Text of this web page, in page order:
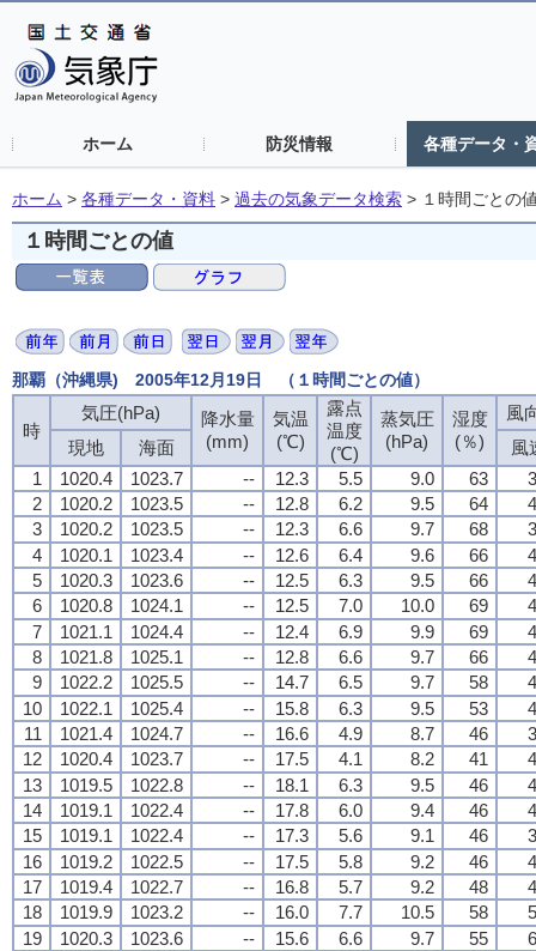
ホーム 防災情報 各種データ・
ホーム > 各種データ・資料 > 過去の気象データ検索 > １時間ごとの
１時間ごとの値
那覇（沖縄県) 2005年12月19日 （１時間ごとの値）
時
気圧(hPa)
降水量
(mm)
気温
(℃)
露点
温度
(℃)
蒸気圧
(hPa)
湿度
(％)
風
現地
海面
風
1
1020.4 1023.7 -- 12.3 5.5 9.0 63
2
1020.2 1023.5 -- 12.8 6.2 9.5 64
3
1020.2 1023.5 -- 12.3 6.6 9.7 68
4
1020.1 1023.4 -- 12.6 6.4 9.6 66
5
1020.3 1023.6 -- 12.5 6.3 9.5 66
6
1020.8 1024.1 -- 12.5 7.0 10.0 69
7
1021.1 1024.4 -- 12.4 6.9 9.9 69
8
1021.8 1025.1 -- 12.8 6.6 9.7 66
9
1022.2 1025.5 -- 14.7 6.5 9.7 58
10
1022.1 1025.4 -- 15.8 6.3 9.5 53
11
1021.4 1024.7 -- 16.6 4.9 8.7 46
12
1020.4 1023.7 -- 17.5 4.1 8.2 41
13
1019.5 1022.8 -- 18.1 6.3 9.5 46
14
1019.1 1022.4 -- 17.8 6.0 9.4 46
15
1019.1 1022.4 -- 17.3 5.6 9.1 46
16
1019.2 1022.5 -- 17.5 5.8 9.2 46
17
1019.4 1022.7 -- 16.8 5.7 9.2 48
18
1019.9 1023.2 -- 16.0 7.7 10.5 58
19
1020.3 1023.6 -- 15.6 6.6 9.7 55
時
気圧(hPa)
降水量
(mm)
気温
(℃)
露点
温度
(℃)
蒸気圧
(hPa)
湿度
(％)
風
現地
海面
風
1
1020.4 1023.7 -- 12.3 5.5 9.0 63
2
1020.2 1023.5 -- 12.8 6.2 9.5 64
3
1020.2 1023.5 -- 12.3 6.6 9.7 68
4
1020.1 1023.4 -- 12.6 6.4 9.6 66
5
1020.3 1023.6 -- 12.5 6.3 9.5 66
6
1020.8 1024.1 -- 12.5 7.0 10.0 69
7
1021.1 1024.4 -- 12.4 6.9 9.9 69
8
1021.8 1025.1 -- 12.8 6.6 9.7 66
9
1022.2 1025.5 -- 14.7 6.5 9.7 58
10
1022.1 1025.4 -- 15.8 6.3 9.5 53
11
1021.4 1024.7 -- 16.6 4.9 8.7 46
12
1020.4 1023.7 -- 17.5 4.1 8.2 41
13
1019.5 1022.8 -- 18.1 6.3 9.5 46
14
1019.1 1022.4 -- 17.8 6.0 9.4 46
15
1019.1 1022.4 -- 17.3 5.6 9.1 46
16
1019.2 1022.5 -- 17.5 5.8 9.2 46
17
1019.4 1022.7 -- 16.8 5.7 9.2 48
18
1019.9 1023.2 -- 16.0 7.7 10.5 58
19
1020.3 1023.6 -- 15.6 6.6 9.7 55
時
気圧(hPa)
降水量
(mm)
気温
(℃)
露点
温度
(℃)
蒸気圧
(hPa)
湿度
(％)
風
現地
海面
風
1
1020.4 1023.7 -- 12.3 5.5 9.0 63
2
1020.2 1023.5 -- 12.8 6.2 9.5 64
3
1020.2 1023.5 -- 12.3 6.6 9.7 68
4
1020.1 1023.4 -- 12.6 6.4 9.6 66
5
1020.3 1023.6 -- 12.5 6.3 9.5 66
6
1020.8 1024.1 -- 12.5 7.0 10.0 69
7
1021.1 1024.4 -- 12.4 6.9 9.9 69
8
1021.8 1025.1 -- 12.8 6.6 9.7 66
9
1022.2 1025.5 -- 14.7 6.5 9.7 58
10
1022.1 1025.4 -- 15.8 6.3 9.5 53
11
1021.4 1024.7 -- 16.6 4.9 8.7 46
12
1020.4 1023.7 -- 17.5 4.1 8.2 41
13
1019.5 1022.8 -- 18.1 6.3 9.5 46
14
1019.1 1022.4 -- 17.8 6.0 9.4 46
15
1019.1 1022.4 -- 17.3 5.6 9.1 46
16
1019.2 1022.5 -- 17.5 5.8 9.2 46
17
1019.4 1022.7 -- 16.8 5.7 9.2 48
18
1019.9 1023.2 -- 16.0 7.7 10.5 58
19
1020.3 1023.6 -- 15.6 6.6 9.7 55
時
気圧(hPa)
降水量
(mm)
気温
(℃)
露点
温度
(℃)
蒸気圧
(hPa)
湿度
(％)
風
現地
海面
風
1
1020.4 1023.7 -- 12.3 5.5 9.0 63
2
1020.2 1023.5 -- 12.8 6.2 9.5 64
3
1020.2 1023.5 -- 12.3 6.6 9.7 68
4
1020.1 1023.4 -- 12.6 6.4 9.6 66
5
1020.3 1023.6 -- 12.5 6.3 9.5 66
6
1020.8 1024.1 -- 12.5 7.0 10.0 69
7
1021.1 1024.4 -- 12.4 6.9 9.9 69
8
1021.8 1025.1 -- 12.8 6.6 9.7 66
9
1022.2 1025.5 -- 14.7 6.5 9.7 58
10
1022.1 1025.4 -- 15.8 6.3 9.5 53
11
1021.4 1024.7 -- 16.6 4.9 8.7 46
12
1020.4 1023.7 -- 17.5 4.1 8.2 41
13
1019.5 1022.8 -- 18.1 6.3 9.5 46
14
1019.1 1022.4 -- 17.8 6.0 9.4 46
15
1019.1 1022.4 -- 17.3 5.6 9.1 46
16
1019.2 1022.5 -- 17.5 5.8 9.2 46
17
1019.4 1022.7 -- 16.8 5.7 9.2 48
18
1019.9 1023.2 -- 16.0 7.7 10.5 58
19
1020.3 1023.6 -- 15.6 6.6 9.7 55